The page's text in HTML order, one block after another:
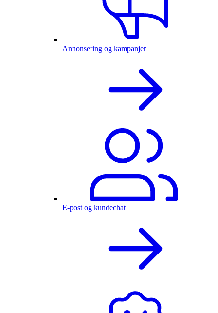
Annonsering og kampanjer
E-post og kundechat